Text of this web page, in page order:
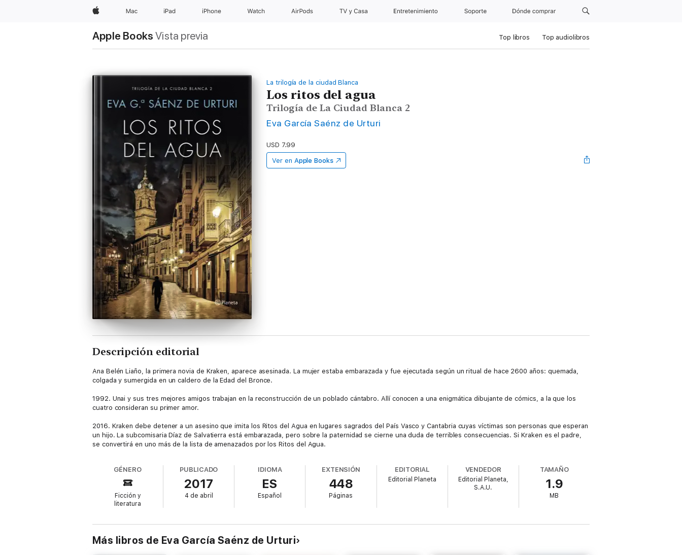
Apple Mac iPad iPhone Watch AirPods TV y Casa Entretenimiento Soporte Dónde comprar
Apple Books Vista previa Top libros Top audiolibros
La trilogía de la ciudad Blanca
Los ritos del agua
Trilogía de La Ciudad Blanca 2
Eva García Saénz de Urturi
USD 7.99
Ver en Apple Books
Descripción editorial
Ana Belén Liaño, la primera novia de Kraken, aparece asesinada. La mujer estaba embarazada y fue ejecutada según un ritual de hace 2600 años: quemada,
colgada y sumergida en un caldero de la Edad del Bronce.
1992. Unai y sus tres mejores amigos trabajan en la reconstrucción de un poblado cántabro. Allí conocen a una enigmática dibujante de cómics, a la que los
cuatro consideran su primer amor.
2016. Kraken debe detener a un asesino que imita los Ritos del Agua en lugares sagrados del País Vasco y Cantabria cuyas víctimas son personas que esperan
un hijo. La subcomisaria Díaz de Salvatierra está embarazada, pero sobre la paternidad se cierne una duda de terribles consecuencias. Si Kraken es el padre,
se convertirá en uno más de la lista de amenazados por los Ritos del Agua.
GÉNERO
Ficción y
literatura
PUBLICADO
2017
4 de abril
IDIOMA
ES
Español
EXTENSIÓN
448
Páginas
EDITORIAL
Editorial Planeta
VENDEDOR
Editorial Planeta,
S.A.U.
TAMAÑO
1.9
MB
Más libros de Eva García Saénz de Urturi